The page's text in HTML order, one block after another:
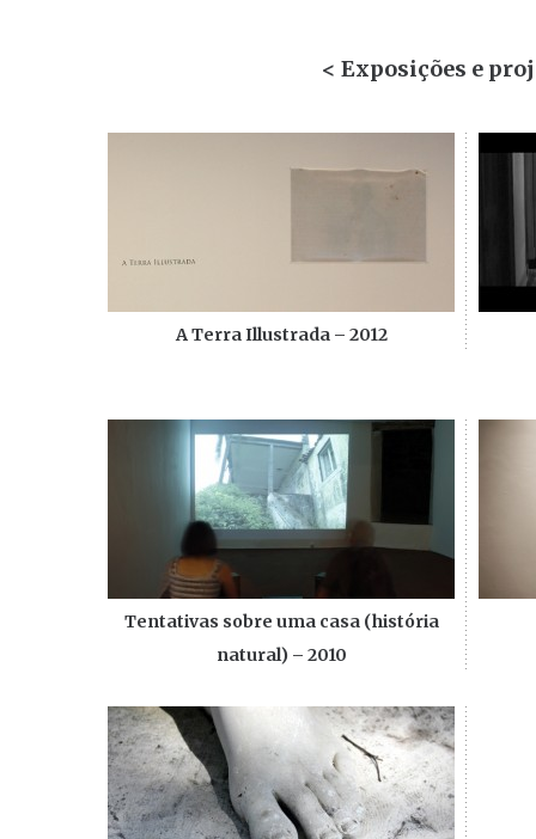
< Exposições e
A Terra Illustrada – 2012
Tentativas sobre uma casa (história
natural) – 2010